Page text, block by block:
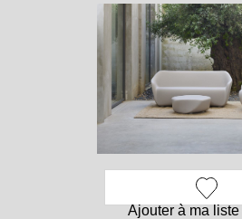
Ajouter à ma